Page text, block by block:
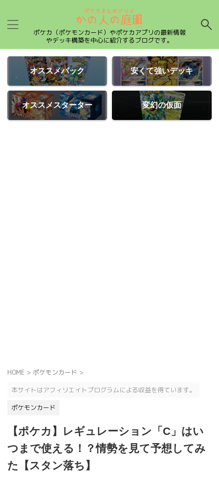
ポケカ（ポケモンカード）やポケカアプリの最新情報
やデッキ構築を中心に紹介するブログです。
オススメパック 安くて強いデッキ
オススメスターター 変幻の仮面
HOME > ポケモンカード >
本サイトはアフィリエイトプログラムによる収益を得ています。
ポケモンカード
【ポケカ】レギュレーション「C」はい
つまで使える！？情勢を見て予想してみ
た【スタン落ち】